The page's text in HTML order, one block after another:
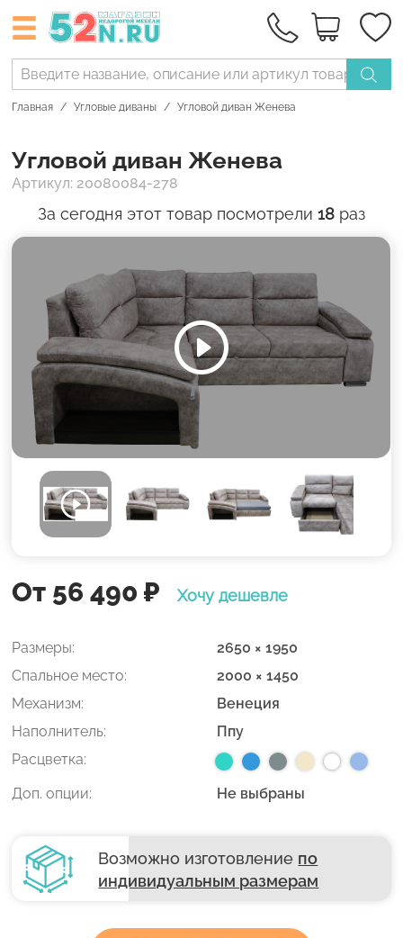
Главная Угловые диваны Угловой диван Женева
Угловой диван Женева
Артикул: 20080084-278
За сегодня этот товар посмотрели 18раз
От 56 490 ₽ Хочу дешевле
Размеры:
2650 × 1950
Спальное место:
2000 × 1450
Механизм:
Венеция
Наполнитель:
Ппу
Расцветка:
Доп. опции:
Не выбраны
Возможно изготовление по
индивидуальным размерам